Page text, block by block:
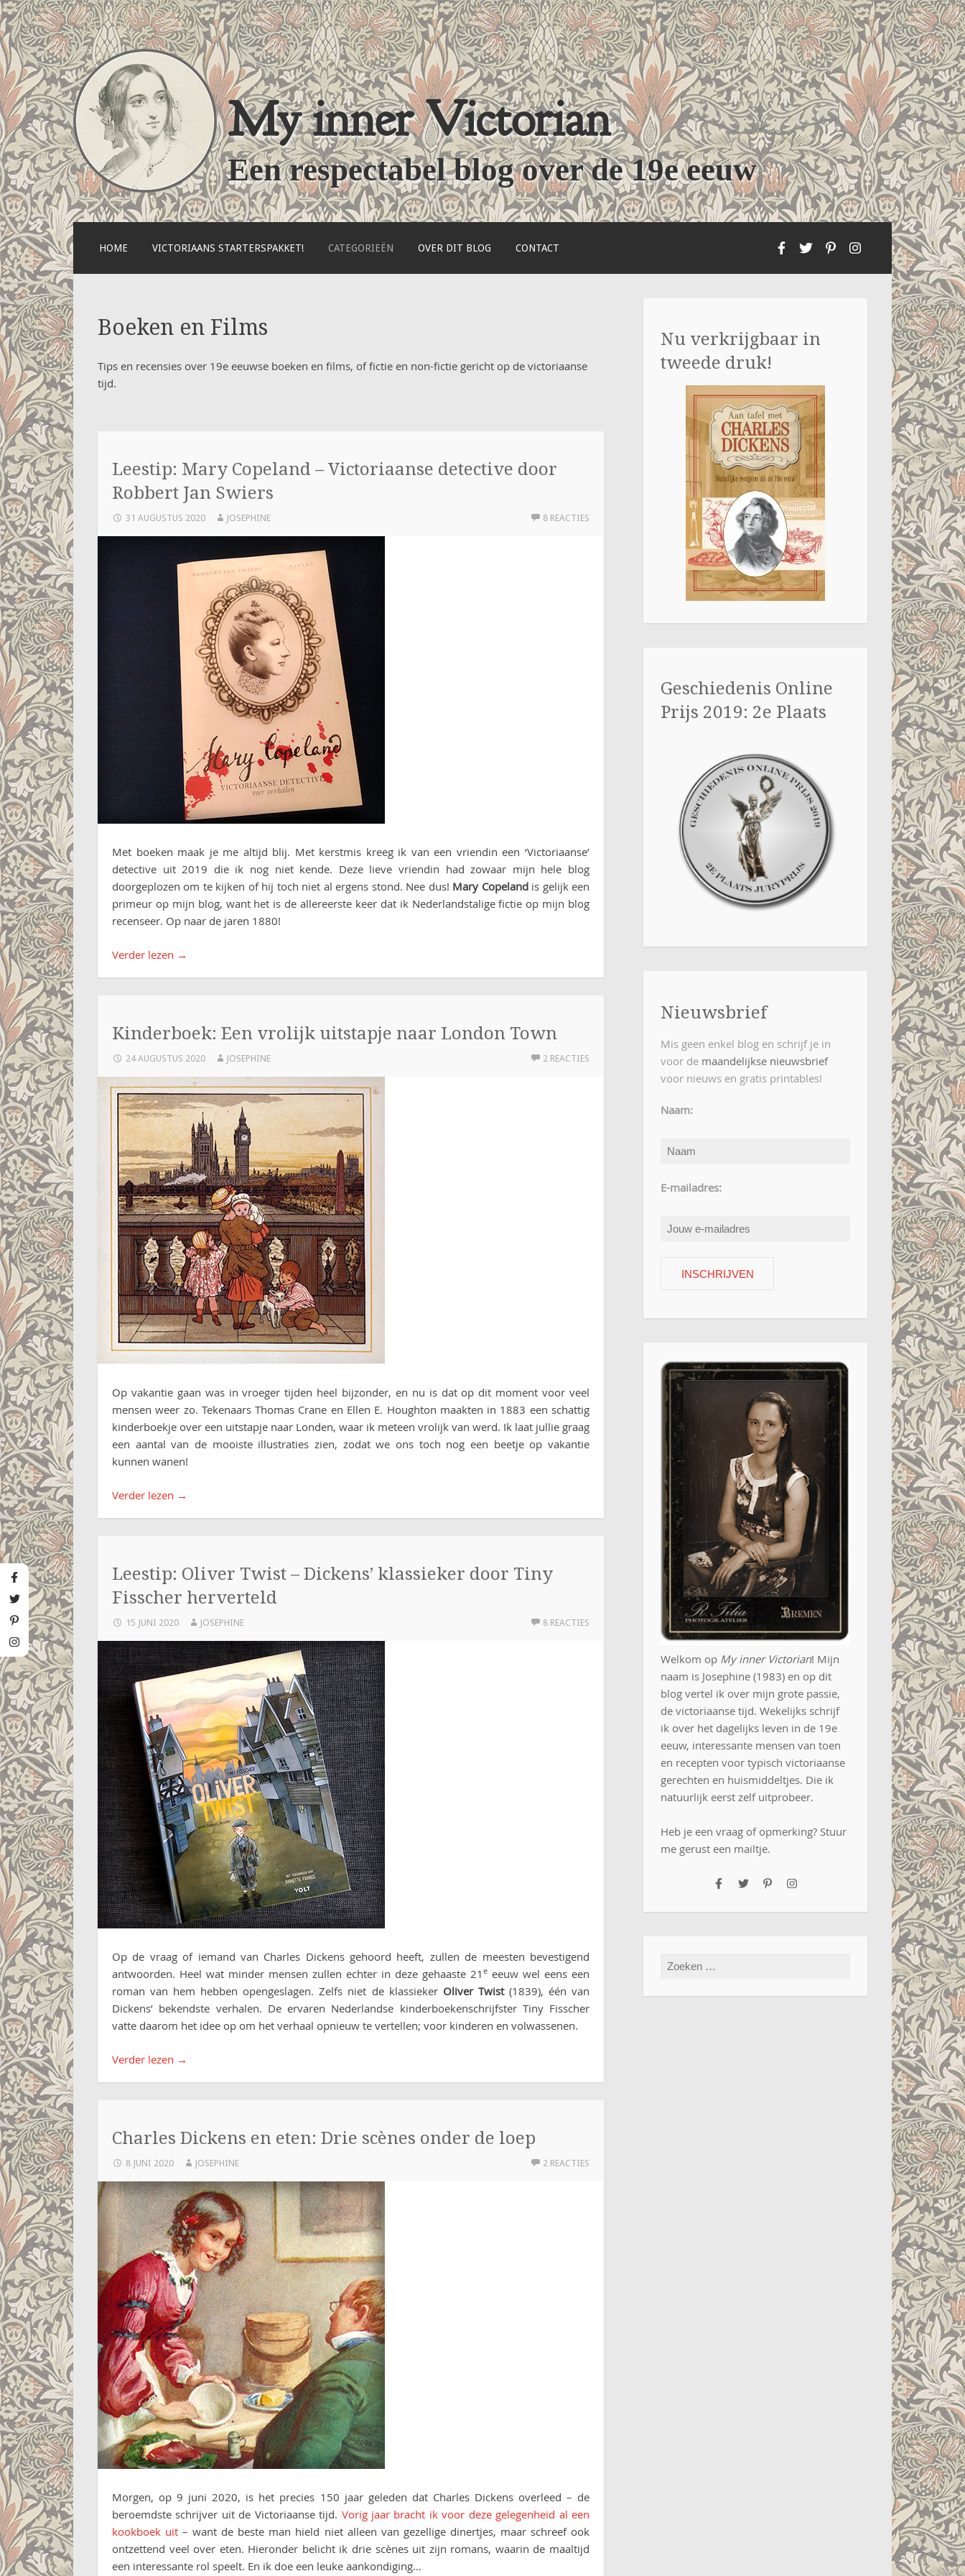
My inner Victorian
Een respectabel blog over de 19e eeuw
INHOUD
HOME VICTORIAANS STARTERSPAKKET! CATEGORIEËN OVER DIT BLOG CONTACT
Boeken en Films
Tips en recensies over 19e eeuwse boeken en films, of fictie en non-fictie gericht op de victoriaanse
tijd.
Leestip: Mary Copeland – Victoriaanse detective door
Robbert Jan Swiers
31 AUGUSTUS 2020 JOSEPHINE 8 REACTIES
Met boeken maak je me altijd blij. Met kerstmis kreeg ik van een vriendin een ‘Victoriaanse’
detective uit 2019 die ik nog niet kende. Deze lieve vriendin had zowaar mijn hele blog
doorgeplozen om te kijken of hij toch niet al ergens stond. Nee dus! Mary Copelandis gelijk een
primeur op mijn blog, want het is de allereerste keer dat ik Nederlandstalige fictie op mijn blog
recenseer. Op naar de jaren 1880!
Verder lezen →
Kinderboek: Een vrolijk uitstapje naar London Town
24 AUGUSTUS 2020 JOSEPHINE 2 REACTIES
Op vakantie gaan was in vroeger tijden heel bijzonder, en nu is dat op dit moment voor veel
mensen weer zo. Tekenaars Thomas Crane en Ellen E. Houghton maakten in 1883 een schattig
kinderboekje over een uitstapje naar Londen, waar ik meteen vrolijk van werd. Ik laat jullie graag
een aantal van de mooiste illustraties zien, zodat we ons toch nog een beetje op vakantie
kunnen wanen!
Verder lezen →
Leestip: Oliver Twist – Dickens’ klassieker door Tiny
Fisscher herverteld
15 JUNI 2020 JOSEPHINE 8 REACTIES
Op de vraag of iemand van Charles Dickens gehoord heeft, zullen de meesten bevestigend
antwoorden. Heel wat minder mensen zullen echter in deze gehaaste 21 e eeuw wel eens een
roman van hem hebben opengeslagen. Zelfs niet de klassieker Oliver Twist(1839), één van
Dickens’ bekendste verhalen. De ervaren Nederlandse kinderboekenschrijfster Tiny Fisscher
vatte daarom het idee op om het verhaal opnieuw te vertellen; voor kinderen en volwassenen.
Verder lezen →
Charles Dickens en eten: Drie scènes onder de loep
8 JUNI 2020 JOSEPHINE 2 REACTIES
Morgen, op 9 juni 2020, is het precies 150 jaar geleden dat Charles Dickens overleed – de
beroemdste schrijver uit de Victoriaanse tijd. Vorig jaar bracht ik voor deze gelegenheid al een
kookboek uit – want de beste man hield niet alleen van gezellige dinertjes, maar schreef ook
ontzettend veel over eten. Hieronder belicht ik drie scènes uit zijn romans, waarin de maaltijd
een interessante rol speelt. En ik doe een leuke aankondiging…
Nu verkrijgbaar in
tweede druk!
Geschiedenis Online
Prijs 2019: 2e Plaats
Nieuwsbrief
Mis geen enkel blog en schrijf je in
voor de maandelijkse nieuwsbrief
voor nieuws en gratis printables!
Naam:
E-mailadres:
Welkom op My inner Victorian! Mijn
naam is Josephine (1983) en op dit
blog vertel ik over mijn grote passie,
de victoriaanse tijd. Wekelijks schrijf
ik over het dagelijks leven in de 19e
eeuw, interessante mensen van toen
en recepten voor typisch victoriaanse
gerechten en huismiddeltjes. Die ik
natuurlijk eerst zelf uitprobeer.
Heb je een vraag of opmerking? Stuur
me gerust een mailtje.
Zoeken